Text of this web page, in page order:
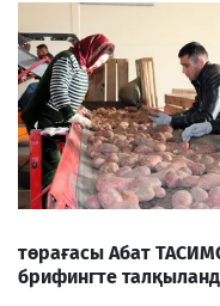
төрағасы Абат
брифингте